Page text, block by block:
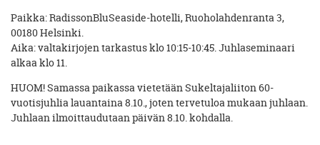
Paikka: RadissonBluSeaside-hotelli, Ruoholahdenranta 3,
00180 Helsinki.
Aika: valtakirjojen tarkastus klo 10:15-10:45. Juhlaseminaari
alkaa klo 11.
HUOM! Samassa paikassa vietetään Sukeltajaliiton 60-
vuotisjuhlia lauantaina 8.10., joten tervetuloa mukaan juhlaan.
Juhlaan ilmoittaudutaan päivän 8.10. kohdalla.